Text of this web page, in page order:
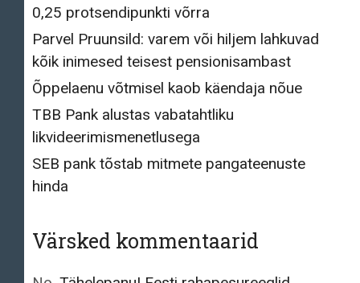
0,25 protsendipunkti võrra
Parvel Pruunsild: varem või hiljem lahkuvad
kõik inimesed teisest pensionisambast
Õppelaenu võtmisel kaob käendaja nõue
TBB Pank alustas vabatahtliku
likvideerimismenetlusega
SEB pank tõstab mitmete pangateenuste
hinda
Värsked kommentaarid